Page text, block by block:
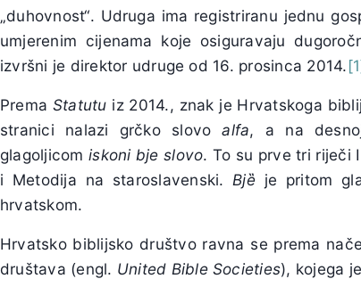
„duhovnost“. Udruga ima registriranu jednu
umjerenim cijenama koje osiguravaju
izvršni je direktor udruge od 16. prosinca 2014.
Prema Statutu iz 2014., znak je Hrvatskoga
stranici nalazi grčko slovoalfa, a na
glagoljicomiskoni bje slovo. To su prve tri riječi
i Metodija na staroslavenski.Bjȅje pritom
hrvatskom.
Hrvatsko biblijsko društvo ravna se prema
društava (engl. United Bible Societies), kojega